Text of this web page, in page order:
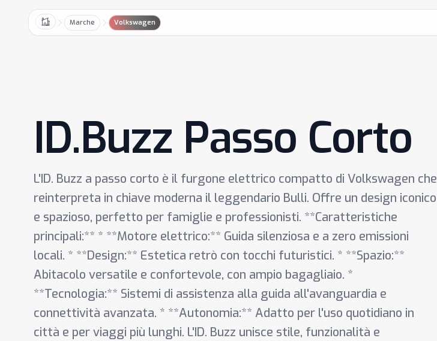
Home Marche Volkswagen
ID.Buzz Passo Corto
L'ID. Buzz a passo corto è il furgone elettrico compatto di Volkswagen che
reinterpreta in chiave moderna il leggendario Bulli. Offre un design iconico
e spazioso, perfetto per famiglie e professionisti. **Caratteristiche
principali:** * **Motore elettrico:** Guida silenziosa e a zero emissioni
locali. * **Design:** Estetica retrò con tocchi futuristici. * **Spazio:**
Abitacolo versatile e confortevole, con ampio bagagliaio. *
**Tecnologia:** Sistemi di assistenza alla guida all'avanguardia e
connettività avanzata. * **Autonomia:** Adatto per l'uso quotidiano in
città e per viaggi più lunghi. L'ID. Buzz unisce stile, funzionalità e